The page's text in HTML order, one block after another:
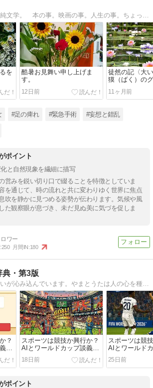
ブログで楽しむ純文学。 本の事。映画の事。人生の事。ちょっぴり笑えてちょっぴり泣けるエッセイ集。
を
酷暑お見舞い申し上げま
す。
12日前
徒然の記〈大
獏（ばく）の
11ヶ月前
#足の痺れ #緊急手術 #妄想と錯乱
ポイント
と自然現象を繊細に描写
営みを鋭い切り口で綴ることを特徴としていま
を通じて、時の流れと共に変わりゆく世界に焦点
吹を静かに見つめる姿勢が伝わります。気候や風
た観察眼が息づき、未だ見ぬ美に気づを促しま
250 月間IN:180
典・第3版
？
スポーツは競技か興行か？
AIとワールドカップ談義
（中）
18日前
スポーツは競
AIとワールド
（上）
25日前
ポイント